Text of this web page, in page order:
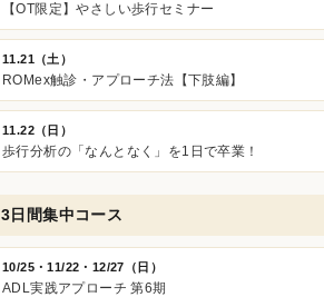
【OT限定】やさしい歩行セミナー
11.21（土）
ROMex触診・アプローチ法【下肢編】
11.22（日）
歩行分析の「なんとなく」を1日で卒業！
3日間集中コース
10/25・11/22・12/27（日）
ADL実践アプローチ 第6期